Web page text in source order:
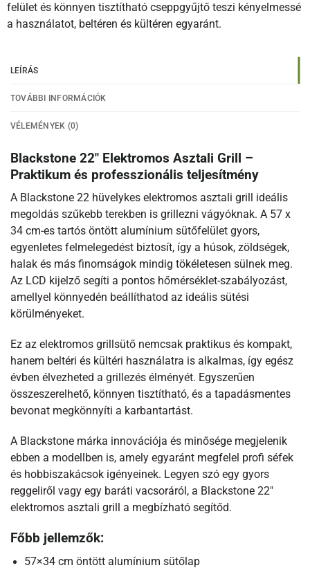
felület és könnyen tisztítható cseppgyűjtő teszi kényelmessé
a használatot, beltéren és kültéren egyaránt.
LEÍRÁS
TOVÁBBI INFORMÁCIÓK
VÉLEMÉNYEK (0)
Blackstone 22″ Elektromos Asztali Grill –
Praktikum és professzionális teljesítmény
A Blackstone 22 hüvelykes elektromos asztali grill ideális
megoldás szűkebb terekben is grillezni vágyóknak. A 57 x
34 cm-es tartós öntött alumínium sütőfelület gyors,
egyenletes felmelegedést biztosít, így a húsok, zöldségek,
halak és más finomságok mindig tökéletesen sülnek meg.
Az LCD kijelző segíti a pontos hőmérséklet-szabályozást,
amellyel könnyedén beállíthatod az ideális sütési
körülményeket.
Ez az elektromos grillsütő nemcsak praktikus és kompakt,
hanem beltéri és kültéri használatra is alkalmas, így egész
évben élvezheted a grillezés élményét. Egyszerűen
összeszerelhető, könnyen tisztítható, és a tapadásmentes
bevonat megkönnyíti a karbantartást.
A Blackstone márka innovációja és minősége megjelenik
ebben a modellben is, amely egyaránt megfelel profi séfek
és hobbiszakácsok igényeinek. Legyen szó egy gyors
reggeliről vagy egy baráti vacsoráról, a Blackstone 22″
elektromos asztali grill a megbízható segítőd.
Főbb jellemzők:
57×34 cm öntött alumínium sütőlap